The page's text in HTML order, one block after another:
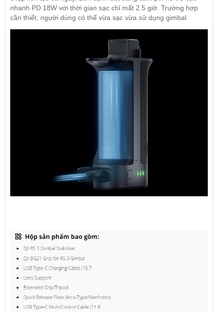
nhanh PD 18W với thời gian sạc chỉ mất 2.5 giờ. Trường hợp
cần thiết, người dùng có thể vừa sạc vừa sử dụng gimbal.